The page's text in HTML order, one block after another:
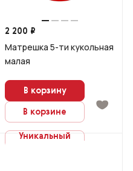
2 200 ₽
Матрешка 5-ти кукольная
малая
В корзину
В корзине
Уникальный